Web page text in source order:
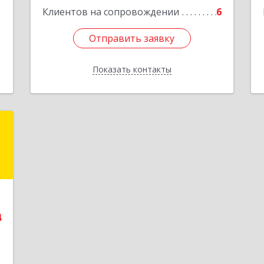
Клиентов на сопровождении 6
Отправить заявку
Показать контакты
Отправить заявку
Назад